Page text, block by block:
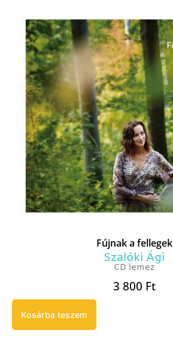
Fújnak a fellegek
Szalóki Ági
CD lemez
3 800 Ft
Kosárba teszem